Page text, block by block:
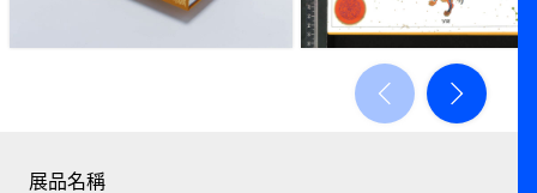
展品名稱